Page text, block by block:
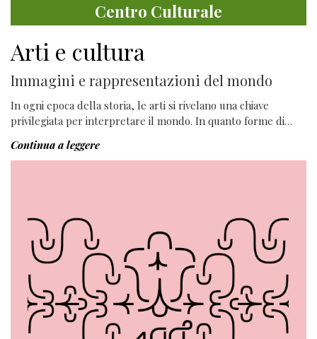
Centro Culturale
Arti e cultura
Immagini e rappresentazioni del mondo
In ogni epoca della storia, le arti si rivelano una chiave
privilegiata per interpretare il mondo. In quanto forme di…
Continua a leggere